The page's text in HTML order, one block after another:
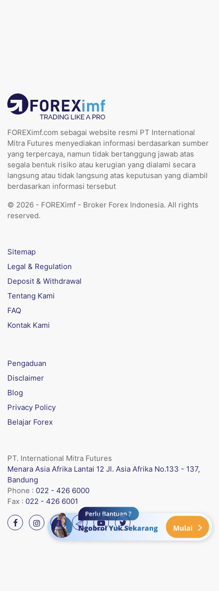
FOREXimf.com sebagai website resmi PT International
Mitra Futures menyediakan informasi berdasarkan sumber
yang terpercaya, namun tidak bertanggung jawab atas
segala bentuk risiko atau kerugian yang dialami secara
langsung atau tidak langsung atas keputusan yang diambil
berdasarkan informasi tersebut
© 2026 - FOREXimf - Broker Forex Indonesia. All rights
reserved.
Sitemap
Legal & Regulation
Deposit & Withdrawal
Tentang Kami
FAQ
Kontak Kami
Pengaduan
Disclaimer
Blog
Privacy Policy
Belajar Forex
PT. International Mitra Futures
Menara Asia Afrika Lantai 12 Jl. Asia Afrika No.133 - 137,
Bandung
Phone : 022 - 426 6000
Fax : 022 - 426 6001